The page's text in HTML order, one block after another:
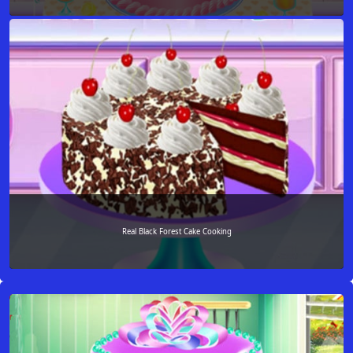
Real Black Forest Cake Cooking